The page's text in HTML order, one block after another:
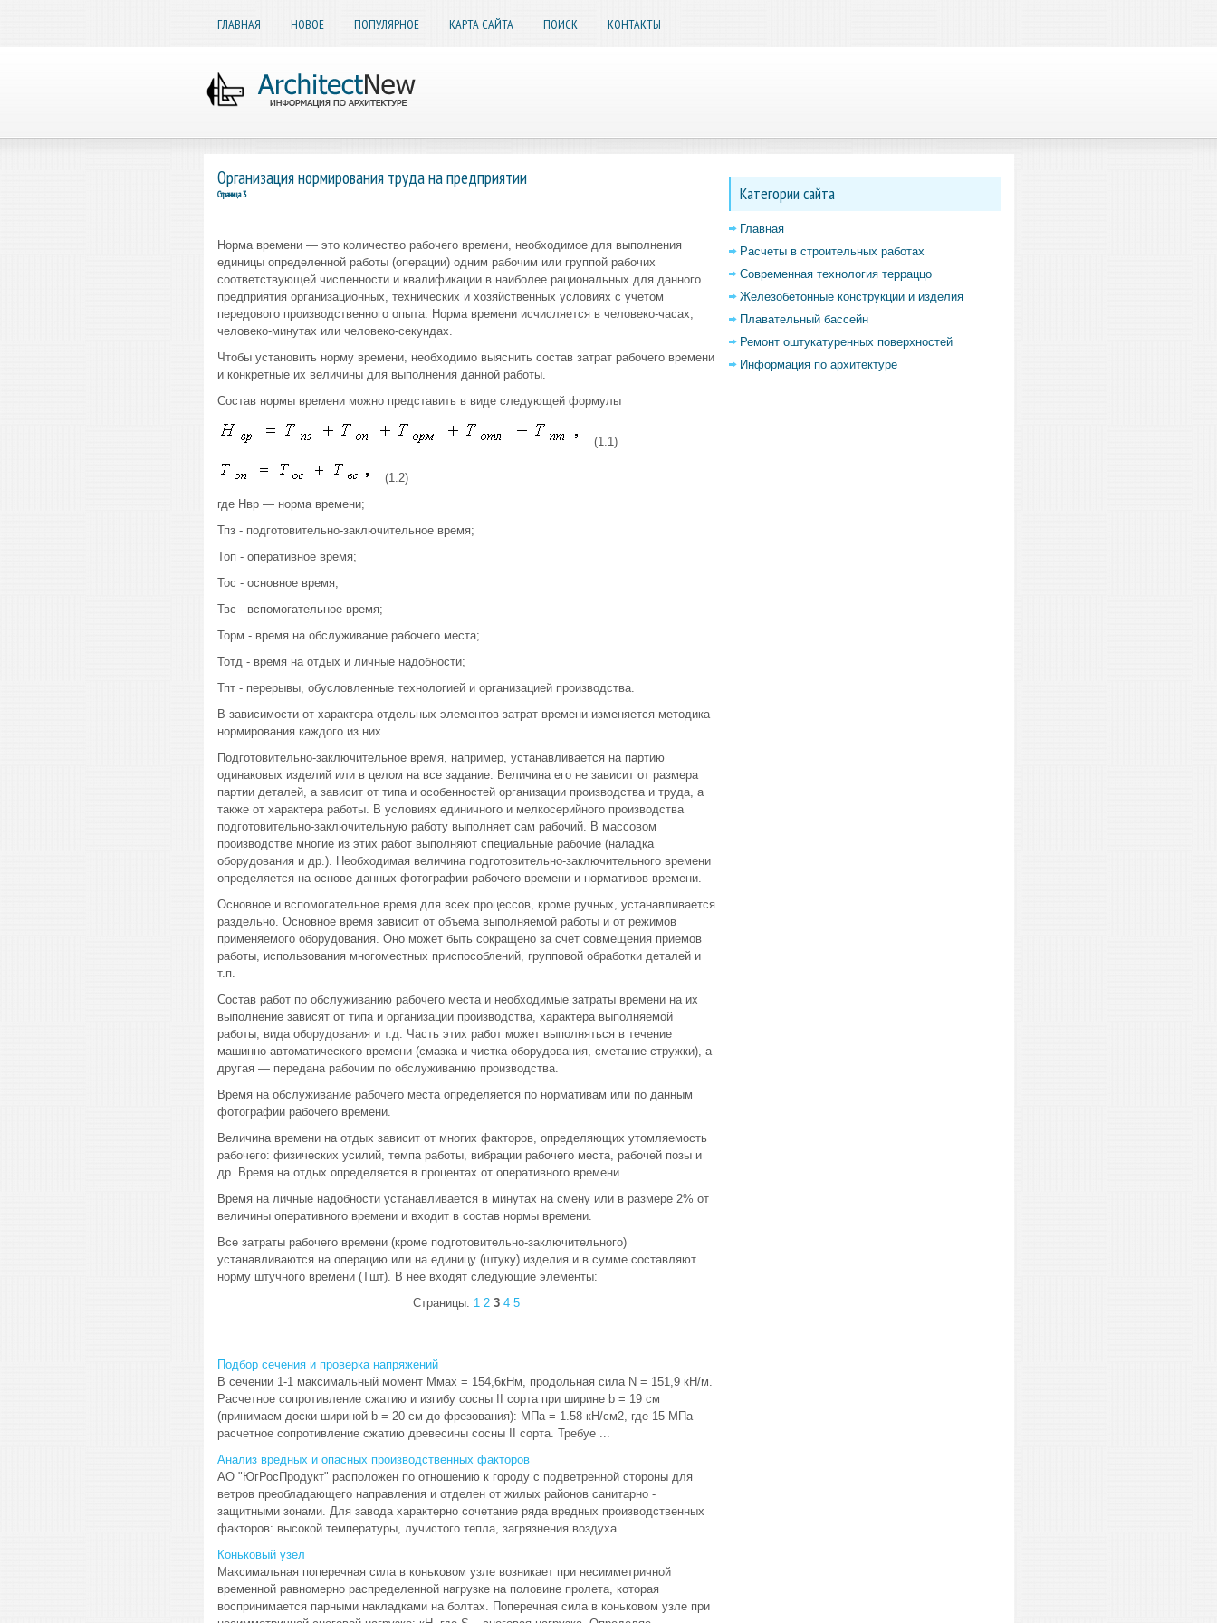
ГЛАВНАЯ НОВОЕ ПОПУЛЯРНОЕ КАРТА САЙТА ПОИСК КОНТАКТЫ
Организация нормирования труда на предприятии
Страница 3
Норма времени — это количество рабочего времени, необходимое для выполнения
единицы определенной работы (операции) одним рабочим или группой рабочих
соответствующей численности и квалификации в наиболее рациональных для данного
предприятия организационных, технических и хозяйственных условиях с учетом
передового производственного опыта. Норма времени исчисляется в человеко-часах,
человеко-минутах или человеко-секундах.
Чтобы установить норму времени, необходимо выяснить состав затрат рабочего времени
и конкретные их величины для выполнения данной работы.
Состав нормы времени можно представить в виде следующей формулы
(1.1)
(1.2)
где Нвр — норма времени;
Тпз - подготовительно-заключительное время;
Топ - оперативное время;
Тос - основное время;
Твс - вспомогательное время;
Торм - время на обслуживание рабочего места;
Тотд - время на отдых и личные надобности;
Тпт - перерывы, обусловленные технологией и организацией производства.
В зависимости от характера отдельных элементов затрат времени изменяется методика
нормирования каждого из них.
Подготовительно-заключительное время, например, устанавливается на партию
одинаковых изделий или в целом на все задание. Величина его не зависит от размера
партии деталей, а зависит от типа и особенностей организации производства и труда, а
также от характера работы. В условиях единичного и мелкосерийного производства
подготовительно-заключительную работу выполняет сам рабочий. В массовом
производстве многие из этих работ выполняют специальные рабочие (наладка
оборудования и др.). Необходимая величина подготовительно-заключительного времени
определяется на основе данных фотографии рабочего времени и нормативов времени.
Основное и вспомогательное время для всех процессов, кроме ручных, устанавливается
раздельно. Основное время зависит от объема выполняемой работы и от режимов
применяемого оборудования. Оно может быть сокращено за счет совмещения приемов
работы, использования многоместных приспособлений, групповой обработки деталей и
т.п.
Состав работ по обслуживанию рабочего места и необходимые затраты времени на их
выполнение зависят от типа и организации производства, характера выполняемой
работы, вида оборудования и т.д. Часть этих работ может выполняться в течение
машинно-автоматического времени (смазка и чистка оборудования, сметание стружки), а
другая — передана рабочим по обслуживанию производства.
Время на обслуживание рабочего места определяется по нормативам или по данным
фотографии рабочего времени.
Величина времени на отдых зависит от многих факторов, определяющих утомляемость
рабочего: физических усилий, темпа работы, вибрации рабочего места, рабочей позы и
др. Время на отдых определяется в процентах от оперативного времени.
Время на личные надобности устанавливается в минутах на смену или в размере 2% от
величины оперативного времени и входит в состав нормы времени.
Все затраты рабочего времени (кроме подготовительно-заключительного)
устанавливаются на операцию или на единицу (штуку) изделия и в сумме составляют
норму штучного времени (Тшт). В нее входят следующие элементы:
Страницы: 1 2 3 4 5
Подбор сечения и проверка напряжений
В сечении 1-1 максимальный момент Ммах = 154,6кНм, продольная сила N = 151,9 кН/м.
Расчетное сопротивление сжатию и изгибу сосны II сорта при ширине b = 19 см
(принимаем доски шириной b = 20 см до фрезования): МПа = 1.58 кН/см2, где 15 МПа –
расчетное сопротивление сжатию древесины сосны II сорта. Требуе ...
Анализ вредных и опасных производственных факторов
АО "ЮгРосПродукт" расположен по отношению к городу с подветренной стороны для
ветров преобладающего направления и отделен от жилых районов санитарно -
защитными зонами. Для завода характерно сочетание ряда вредных производственных
факторов: высокой температуры, лучистого тепла, загрязнения воздуха ...
Коньковый узел
Максимальная поперечная сила в коньковом узле возникает при несимметричной
временной равномерно распределенной нагрузке на половине пролета, которая
воспринимается парными накладками на болтах. Поперечная сила в коньковом узле при
Категории сайта
Главная
Расчеты в строительных работах
Современная технология терраццо
Железобетонные конструкции и изделия
Плавательный бассейн
Ремонт оштукатуренных поверхностей
Информация по архитектуре